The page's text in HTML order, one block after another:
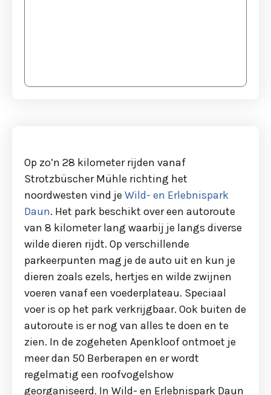
Op zo’n 28 kilometer rijden vanaf
Strotzbüscher Mühle richting het
noordwesten vind je Wild- en Erlebnispark
Daun. Het park beschikt over een autoroute
van 8 kilometer lang waarbij je langs diverse
wilde dieren rijdt. Op verschillende
parkeerpunten mag je de auto uit en kun je
dieren zoals ezels, hertjes en wilde zwijnen
voeren vanaf een voederplateau. Speciaal
voer is op het park verkrijgbaar. Ook buiten de
autoroute is er nog van alles te doen en te
zien. In de zogeheten Apenkloof ontmoet je
meer dan 50 Berberapen en er wordt
regelmatig een roofvogelshow
georganiseerd. In Wild- en Erlebnispark Daun